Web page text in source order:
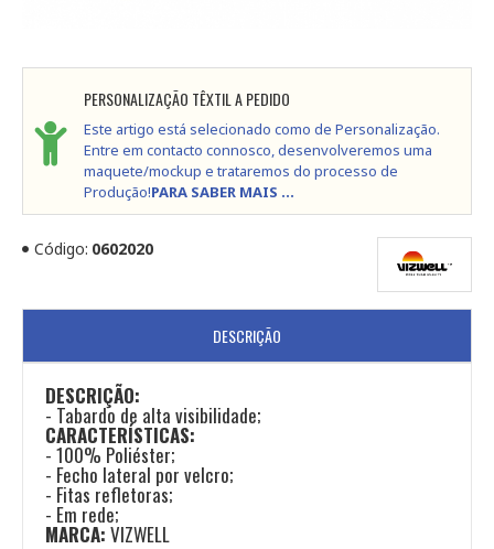
PERSONALIZAÇÃO TÊXTIL A PEDIDO
Este artigo está selecionado como de Personalização.
Entre em contacto connosco, desenvolveremos uma
maquete/mockup e trataremos do processo de
Produção!PARA SABER MAIS ...
Código: 0602020
DESCRIÇÃO
DESCRIÇÃO:
- Tabardo de alta visibilidade;
CARACTERÍSTICAS:
- 100% Poliéster;
- Fecho lateral por velcro;
- Fitas refletoras;
- Em rede;
MARCA: VIZWELL